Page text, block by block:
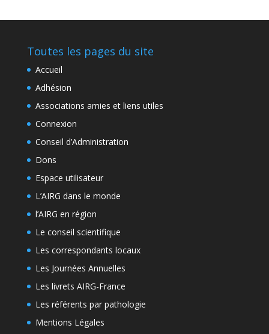
Toutes les pages du site
Accueil
Adhésion
Associations amies et liens utiles
Connexion
Conseil d’Administration
Dons
Espace utilisateur
L’AIRG dans le monde
l’AIRG en région
Le conseil scientifique
Les correspondants locaux
Les Journées Annuelles
Les livrets AIRG-France
Les référents par pathologie
Mentions Légales